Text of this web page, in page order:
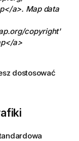
a>. Map data
copyright'
a>
dostosować